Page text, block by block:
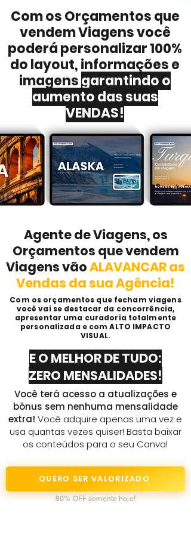
Com os Orçamentos que
vendem Viagens você
poderá personalizar 100%
do layout, informações e
imagensgarantindo o
aumento das suas
VENDAS!
Agente de Viagens, os
Orçamentos que vendem
Viagens vãoALAVANCAR as
Vendas da sua Agência!
Com os orçamentos que fecham viagens
você vai se destacar da concorrência,
apresentar uma curadoria totalmente
personalizada e com ALTO IMPACTO
VISUAL.
E O MELHOR DE TUDO:
ZERO MENSALIDADES!
Você terá acesso a atualizações e
bônus sem nenhuma mensalidade
extra! Você adquire apenas uma vez e
usa quantas vezes quiser! Basta baixar
os conteúdos para o seu Canva!
QUERO SER VALORIZADO
80% OFF somente hoje!